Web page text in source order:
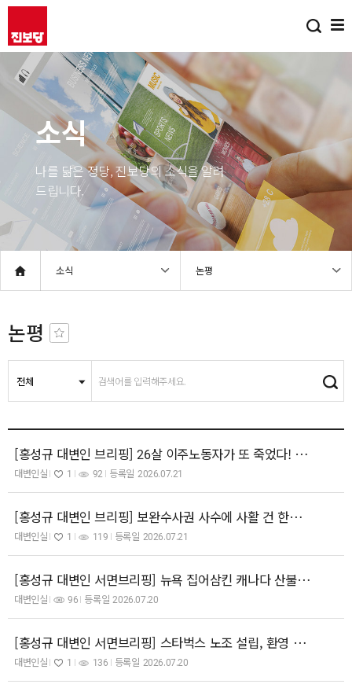
소식
나를 닮은 정당, 진보당의 소식을 알려
드립니다.
소식 논평
논평
[홍성규 대변인 브리핑] 26살 이주노동자가 또 죽었다! 그럼에도 대법원은 잇따라 중대재해 무죄 선고! 살인을 부추기고 있나!
대변인실 1 92 등록일 2026.07.21
[홍성규 대변인 브리핑] 보완수사권 사수에 사활 건 한동훈! 정치검찰집단 범죄은폐 시도! 자격도, 명분도 없다!
대변인실 1 119 등록일 2026.07.21
[홍성규 대변인 서면브리핑] 뉴욕 집어삼킨 캐나다 산불 연기! 남의 나라 일 아니다! '대체불가 대한민국' 이전에 '대체불가 지구'부터!
대변인실 96 등록일 2026.07.20
[홍성규 대변인 서면브리핑] 스타벅스 노조 설립, 환영 및 적극 지지! 처우개선 등 넘어 노조는 사회적 상식을 지키는 파수꾼!
대변인실 1 136 등록일 2026.07.20